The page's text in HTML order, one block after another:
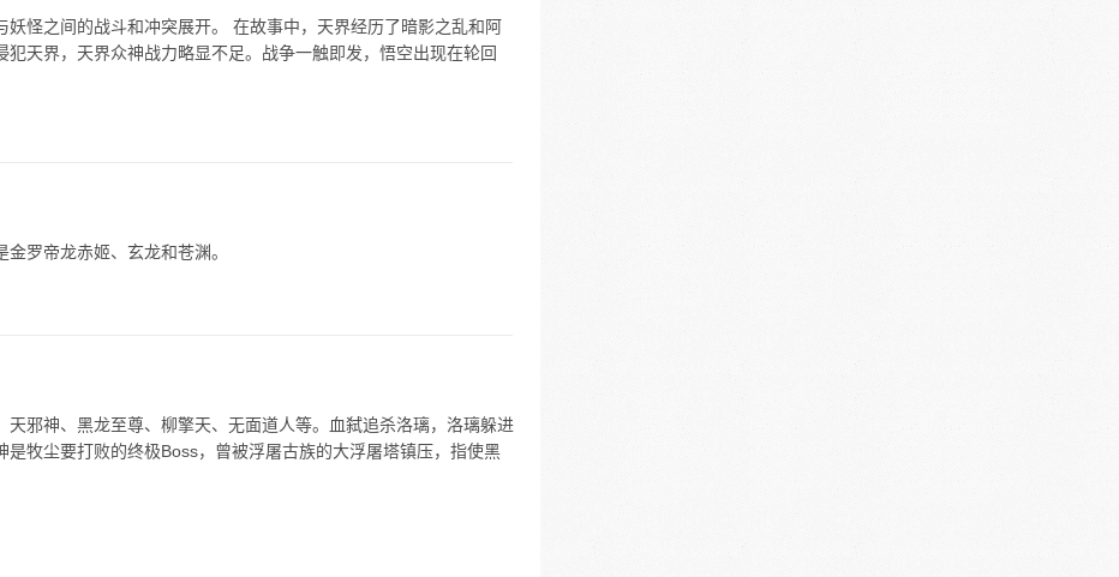
妖怪之间的战斗和冲突展开。 在故事中，天界经历了暗影之乱和阿
天界，天界众神战力略显不足。战争一触即发，悟空出现在轮回
罗帝龙赤姬、玄龙和苍渊。
天邪神、黑龙至尊、柳擎天、无面道人等。血弑追杀洛璃，洛璃躲进
是牧尘要打败的终极Boss，曾被浮屠古族的大浮屠塔镇压，指使黑